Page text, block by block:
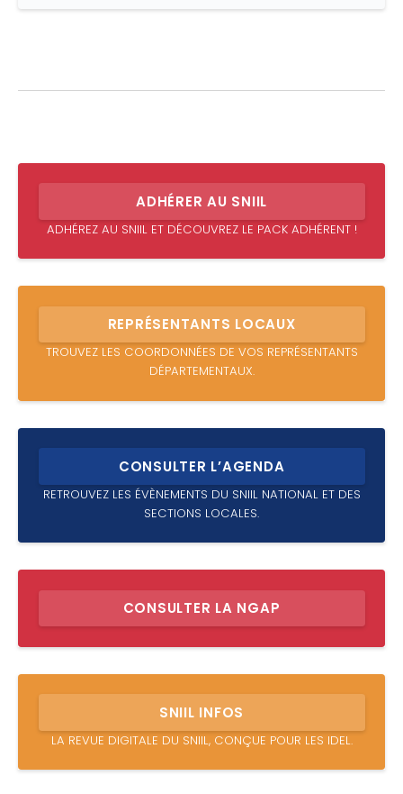
ADHÉRER AU SNIIL
ADHÉREZ AU SNIIL ET DÉCOUVREZ LE PACK ADHÉRENT !
REPRÉSENTANTS LOCAUX
TROUVEZ LES COORDONNÉES DE VOS REPRÉSENTANTS
DÉPARTEMENTAUX.
CONSULTER L’AGENDA
RETROUVEZ LES ÉVÈNEMENTS DU SNIIL NATIONAL ET DES
SECTIONS LOCALES.
CONSULTER LA NGAP
SNIIL INFOS
LA REVUE DIGITALE DU SNIIL, CONÇUE POUR LES IDEL.